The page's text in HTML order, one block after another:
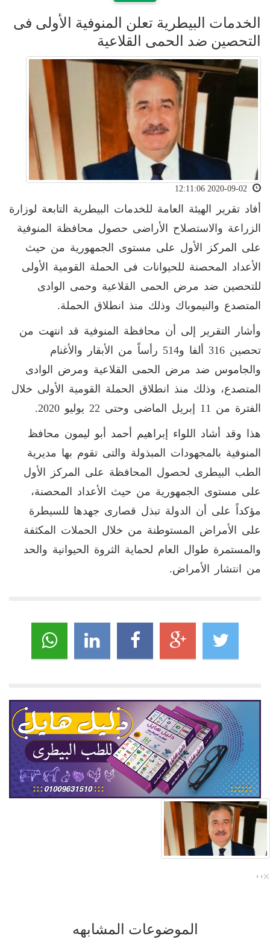
الخدمات البيطرية تعلن المنوفية الأولى فى
التحصين ضد الحمى القلاعية
أفاد تقرير الهيئة العامة للخدمات البيطرية التابعة لوزارة
الزراعة والاستصلاح الأراضى حصول محافظة المنوفية
على المركز الأول على مستوى الجمهورية من حيث
الأعداد المحصنة للحيوانات فى الحملة القومية الأولى
للتحصين ضد مرض الحمى القلاعية وحمى الوادى
المتصدع والنيموباك وذلك منذ انطلاق الحملة.
وأشار التقرير إلى أن محافظة المنوفية قد انتهت من
تحصين 316 ألفا و514 رأساً من الأبقار والأغنام
والجاموس ضد مرض الحمى القلاعية ومرض الوادى
المتصدع، وذلك منذ انطلاق الحملة القومية الأولى خلال
الفترة من 11 إبريل الماضى وحتى 22 يوليو 2020.
هذا وقد أشاد اللواء إبراهيم أحمد أبو ليمون محافظ
المنوفية بالمجهودات المبذولة والتى تقوم بها مديرية
الطب البيطرى لحصول المحافظة على المركز الأول
على مستوى الجمهورية من حيث الأعداد المحصنة،
مؤكداً على أن الدولة تبذل قصارى جهدها للسيطرة
على الأمراض المستوطنة من خلال الحملات المكثفة
والمستمرة طوال العام لحماية الثروة الحيوانية والحد
من انتشار الأمراض.
‹
› ×
الموضوعات المشابهه